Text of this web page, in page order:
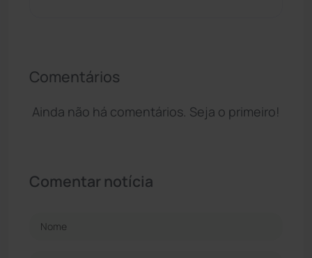
Comentários
Ainda não há comentários. Seja o primeiro!
Comentar notícia